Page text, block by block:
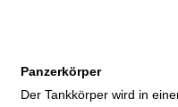
Panzerkörper
Der Tankkörper wird in